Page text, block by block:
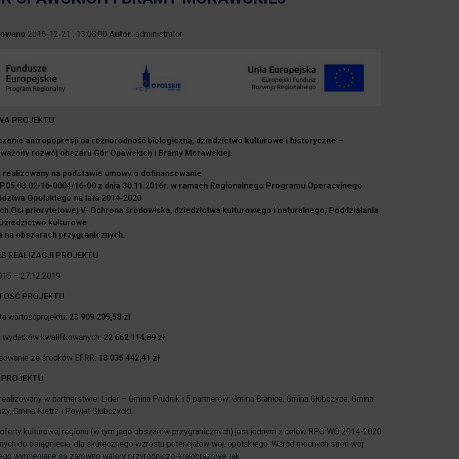
2016-12-21 , 13:08:00 Autor: administrator
PROJEKTU
antropopresji na różnorodność biologiczną, dziedzictwo kulturowe i historyczne –
rozwój obszaru Gór Opawskich i Bramy Morawskiej.
realizowany na podstawie umowy o dofinansowanie
16-0004/16-00 z dnia 30.11.2016r. w ramach Regionalnego Programu Operacyjnego
Opolskiego na lata 2014-2020
Osi priorytetowej V- Ochrona środowiska, dziedzictwa kulturowego i naturalnego, Poddziałania
Dziedzictwo kulturowe
na obszarach przygranicznych.
REALIZACJI PROJEKTU
– 27.12.2019
PROJEKTU
wartośćprojektu: 23 909 295,58 zł
wydatków kwalifikowanych: 22 662 114,89 zł
ze środków EFRR: 18 035 442,41 zł
PROJEKTU
realizowany w partnerstwie: Lider – Gmina Prudnik i 5 partnerów: Gmina Branice, Gmina Głubczyce, Gmina
Gmina Kietrz i Powiat Głubczycki.
oferty kulturowej regionu (w tym jego obszarów przygranicznych) jest jednym z celów RPO WO 2014-2020
do osiągnięcia, dla skutecznego wzrostu potencjałów woj. opolskiego. Wśród mocnych stron woj.
wymieniane są zarówno walory przyrodniczo-krajobrazowe, jak
Prudnicka Rada Seniorów
Płatnego Parkowania
realizacji zadania publicznego
Pomoc Prawna
miejska
eUrząd
ePUAP
odpadami komunalnymi
awarię
System Informacji Przestrzennej
Autobusowy
OD 01.05.2026 R.